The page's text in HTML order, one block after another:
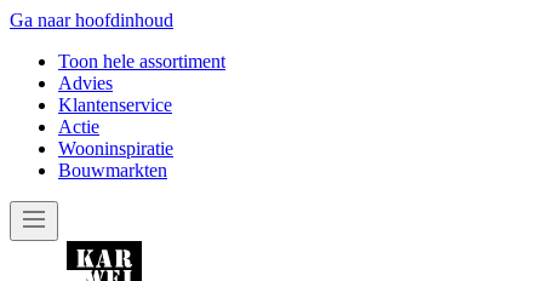
Ga naar hoofdinhoud
Toon hele assortiment
Advies
Klantenservice
Actie
Wooninspiratie
Bouwmarkten